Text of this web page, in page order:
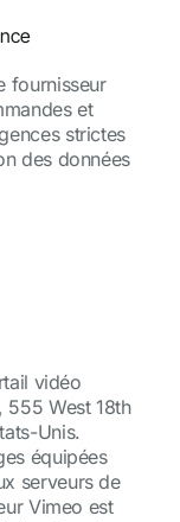
fournisseur
et
strictes
des données
vidéo
555 West 18th
Unis.
équipées
serveurs de
Vimeo est